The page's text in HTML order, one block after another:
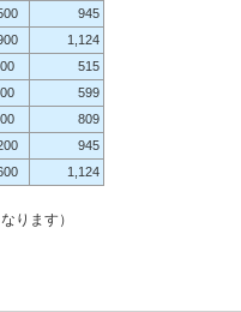
945
1,124
515
599
809
945
1,124
ります）